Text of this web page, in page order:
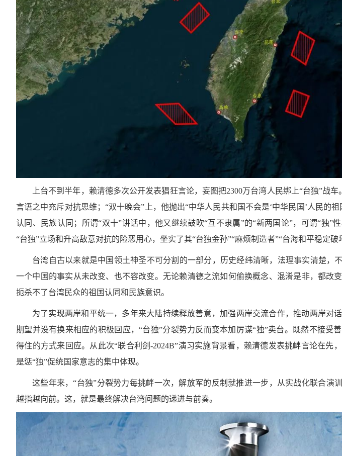
上台不到半年，赖清德多次公开发表猖狂言论，妄图把2300万台湾人民绑上“台独”战车
言语之中充斥对抗思维；“双十晚会”上，他抛出“中华人民共和国不会是‘中华民国’人民的
认同、民族认同；所谓“双十”讲话中，他又继续鼓吹“互不隶属”的“新两国论”，可谓“独”
“台独”立场和升高敌意对抗的险恶用心，坐实了其“台独金孙”“麻烦制造者”“台海和平稳定破
台湾自古以来就是中国领土神圣不可分割的一部分，历史经纬清晰，法理事实清楚，
一个中国的事实从未改变、也不容改变。无论赖清德之流如何偷换概念、混淆是非，都改
扼杀不了台湾民众的祖国认同和民族意识。
为了实现两岸和平统一，多年来大陆持续释放善意，加强两岸交流合作，推动两岸对
期望并没有换来相应的积极回应，“台独”分裂势力反而变本加厉谋“独”卖台。既然不接受
得住的方式来回应。从此次“联合利剑-2024B”演习实施背景看，赖清德发表挑衅言论在先
是惩“独”促统国家意志的集中体现。
这些年来，“台独”分裂势力每挑衅一次，解放军的反制就推进一步，从实战化联合演
越指越向前。这，就是最终解决台湾问题的递进与前奏。